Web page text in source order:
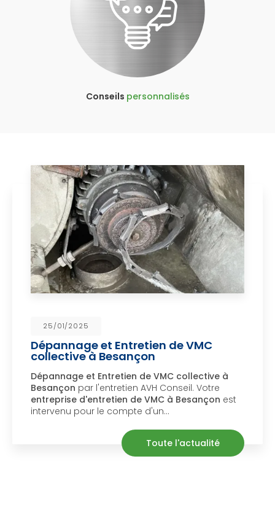
Conseils personnalisés
25/01/2025
Dépannage et Entretien de VMC
collective à Besançon
Dépannage et Entretien de VMC collective à
Besançon par l'entretien AVH Conseil. Votre
entreprise d'entretien de VMC à Besançon est
intervenu pour le compte d'un…
Toute l'actualité